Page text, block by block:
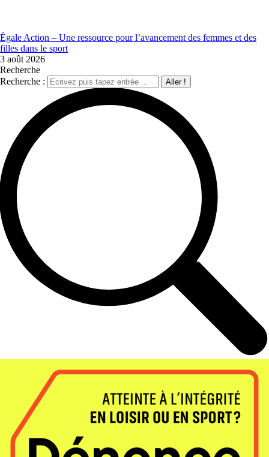
Égale Action – Une ressource pour l’avancement des femmes et des
filles dans le sport
3 août 2026
Recherche
Recherche :